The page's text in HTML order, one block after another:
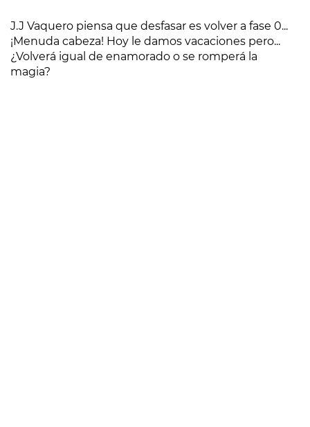
J.J Vaquero piensa que desfasar es volver a fase 0...
¡Menuda cabeza! Hoy le damos vacaciones pero...
¿Volverá igual de enamorado o se romperá la
magia?